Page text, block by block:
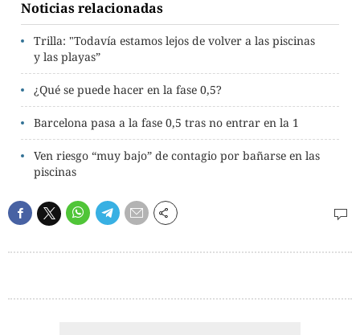
Noticias relacionadas
Trilla: "Todavía estamos lejos de volver a las piscinas
y las playas”
¿Qué se puede hacer en la fase 0,5?
Barcelona pasa a la fase 0,5 tras no entrar en la 1
Ven riesgo “muy bajo” de contagio por bañarse en las
piscinas